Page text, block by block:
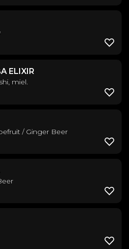
ELIXIR
miel.
/ Ginger Beer